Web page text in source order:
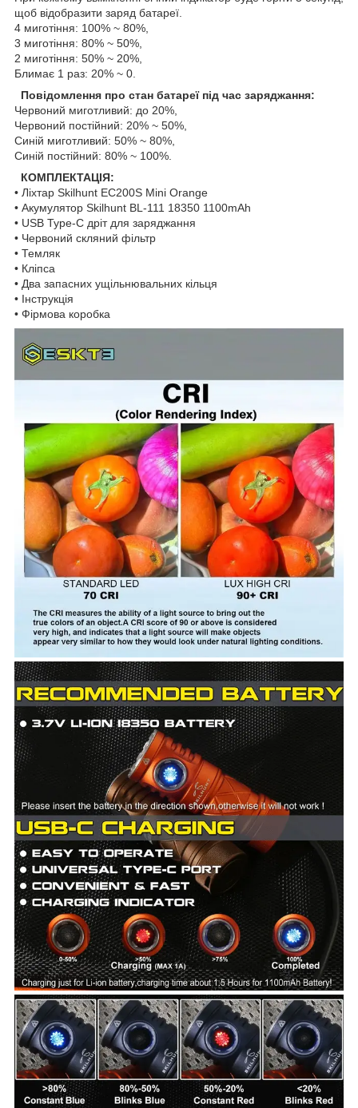
щоб відобразити заряд батареї.
4 миготіння: 100% ~ 80%,
3 миготіння: 80% ~ 50%,
2 миготіння: 50% ~ 20%,
Блимає 1 раз: 20% ~ 0.
Повідомлення про стан батареї під час заряджання:
Червоний миготливий: до 20%,
Червоний постійний: 20% ~ 50%,
Синій миготливий: 50% ~ 80%,
Синій постійний: 80% ~ 100%.
КОМПЛЕКТАЦІЯ:
• Ліхтар Skilhunt EC200S Mini Orange
• Акумулятор Skilhunt BL-111 18350 1100mAh
• USB Type-C дріт для заряджання
• Червоний скляний фільтр
• Темляк
• Кліпса
• Два запасних ущільнювальних кільця
• Інструкція
• Фірмова коробка